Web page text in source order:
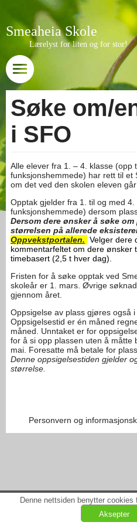
Smeaheia Skole
Lærelyst for liten og for stor!
Søke om/
i SFO
Alle elever fra 1. – 4. klasse (opp
funksjonshemmede) har rett til
om det ved den skolen eleven går
Opptak gjelder fra 1. til og med
funksjonshemmede) dersom
Dersom dere ønsker å søke
størrelsen på allerede
Oppvekstportalen. Velger dere
kommentarfeltet om dere ønsker
timebasert (2,5 t hver dag).
Fristen for å søke opptak ved
skoleår er 1. mars. Øvrige
gjennom året.
Oppsigelse av plass gjøres også i
Oppsigelsestid er én måned
måned. Unntaket er for
for å si opp plassen uten å måtte
mai. Foresatte må betale for
Denne oppsigelsestiden gjelder
størrelse.
Personvern og
Denne nettsiden benytter